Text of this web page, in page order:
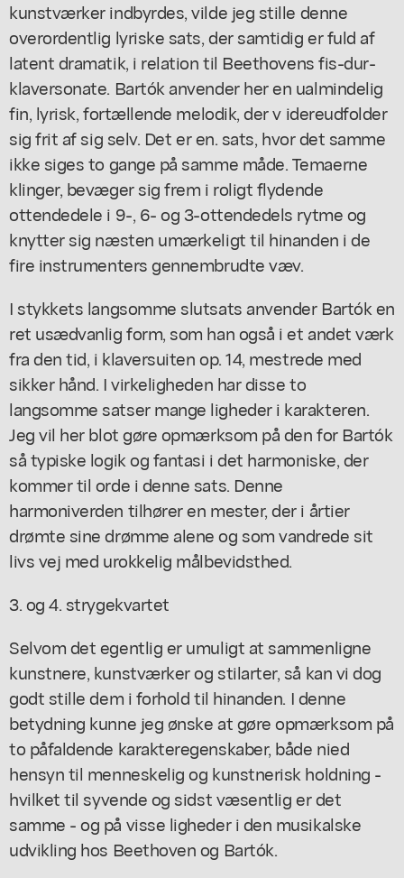
kunstværker indbyrdes, vilde jeg stille denne
overordentlig lyriske sats, der samtidig er fuld af
latent dramatik, i relation til Beethovens fis-dur-
klaversonate. Bartók anvender her en ualmindelig
fin, lyrisk, fortællende melodik, der v idereudfolder
sig frit af sig selv. Det er en. sats, hvor det samme
ikke siges to gange på samme måde. Temaerne
klinger, bevæger sig frem i roligt flydende
ottendedele i 9-, 6- og 3-ottendedels rytme og
knytter sig næsten umærkeligt til hinanden i de
fire instrumenters gennembrudte væv.
I stykkets langsomme slutsats anvender Bartók en
ret usædvanlig form, som han også i et andet værk
fra den tid, i klaversuiten op. 14, mestrede med
sikker hånd. I virkeligheden har disse to
langsomme satser mange ligheder i karakteren.
Jeg vil her blot gøre opmærksom på den for Bartók
så typiske logik og fantasi i det harmoniske, der
kommer til orde i denne sats. Denne
harmoniverden tilhører en mester, der i årtier
drømte sine drømme alene og som vandrede sit
livs vej med urokkelig målbevidsthed.
3. og 4. strygekvartet
Selvom det egentlig er umuligt at sammenligne
kunstnere, kunstværker og stilarter, så kan vi dog
godt stille dem i forhold til hinanden. I denne
betydning kunne jeg ønske at gøre opmærksom på
to påfaldende karakteregenskaber, både nied
hensyn til menneskelig og kunstnerisk holdning -
hvilket til syvende og sidst væsentlig er det
samme - og på visse ligheder i den musikalske
udvikling hos Beethoven og Bartók.